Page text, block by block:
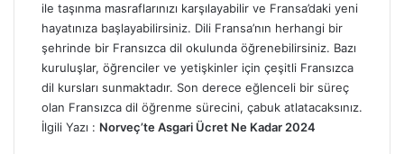
ile taşınma masraflarınızı karşılayabilir ve Fransa’daki yeni
hayatınıza başlayabilirsiniz. Dili Fransa’nın herhangi bir
şehrinde bir Fransızca dil okulunda öğrenebilirsiniz. Bazı
kuruluşlar, öğrenciler ve yetişkinler için çeşitli Fransızca
dil kursları sunmaktadır. Son derece eğlenceli bir süreç
olan Fransızca dil öğrenme sürecini, çabuk atlatacaksınız.
İlgili Yazı : Norveç’te Asgari Ücret Ne Kadar 2024